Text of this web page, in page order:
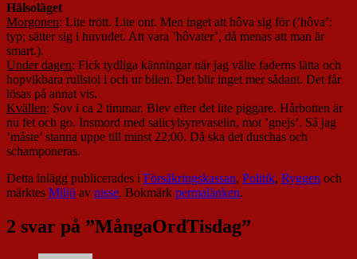
Hälsoläget
Morgonen: Lite trött. Lite ont. Men inget att hôva sig för (’hôva’:
typ; sätter sig i huvudet. Att vara ’hôvater’, då menas att man är
smart.).
Under dagen: Fick tydliga känningar när jag välte faderns lätta och
hopvikbara rullstol i och ur bilen. Det blir inget mer sådant. Det får
lösas på annat vis.
Kvällen: Sov i ca 2 timmar. Blev efter det lite piggare. Hårbotten är
nu fet och go. Insmord med salicylsyrevaselin, mot ’gnejs’. Så jag
’måste’ stanna uppe till minst 22:00. Då ska det duschas och
schamponeras.
Detta inlägg publicerades i Försäkringskassan, Politik, Ryggen och
märktes Miljö av nisse. Bokmärk permalänken.
2 svar på ”MångaOrdTisdag”